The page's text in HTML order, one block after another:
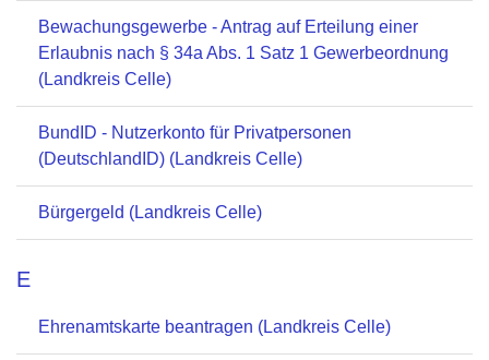
Bewachungsgewerbe - Antrag auf Erteilung einer
Erlaubnis nach § 34a Abs. 1 Satz 1 Gewerbeordnung
(Landkreis Celle)
BundID - Nutzerkonto für Privatpersonen
(DeutschlandID) (Landkreis Celle)
Bürgergeld (Landkreis Celle)
E
Ehrenamtskarte beantragen (Landkreis Celle)